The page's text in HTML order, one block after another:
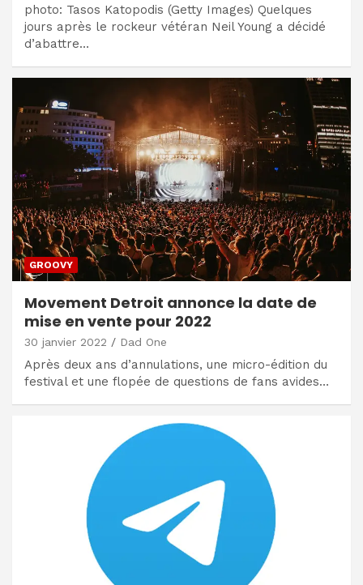
photo: Tasos Katopodis (Getty Images) Quelques
jours après le rockeur vétéran Neil Young a décidé
d’abattre…
GROOVY
Movement Detroit annonce la date de
mise en vente pour 2022
30 janvier 2022 Dad One
Après deux ans d’annulations, une micro-édition du
festival et une flopée de questions de fans avides…